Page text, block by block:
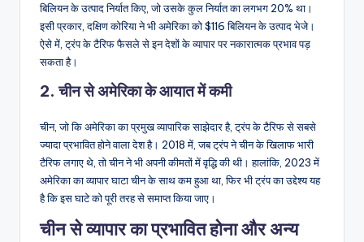
बिलियन के उत्पाद निर्यात किए, जो उसके कुल निर्यात का लगभग 20% था।
इसी प्रकार, दक्षिण कोरिया ने भी अमेरिका को $116 बिलियन के उत्पाद भेजे।
ऐसे में, ट्रंप के टैरिफ फैसले से इन देशों के व्यापार पर नकारात्मक प्रभाव पड़
सकता है।
2. चीन से अमेरिका के आयात में कमी
चीन, जो कि अमेरिका का प्रमुख व्यापारिक साझेदार है, ट्रंप के टैरिफ से सबसे
ज्यादा प्रभावित होने वाला देश है। 2018 में, जब ट्रंप ने चीन के खिलाफ भारी
टैरिफ लगाए थे, तो चीन ने भी अपनी कीमतों में वृद्धि की थी। हालांकि, 2023 में
अमेरिका का व्यापार घाटा चीन के साथ कम हुआ था, फिर भी ट्रंप का उद्देश्य यह
है कि इस घाटे को पूरी तरह से समाप्त किया जाए।
चीन से व्यापार का प्रभावित होना और अन्य